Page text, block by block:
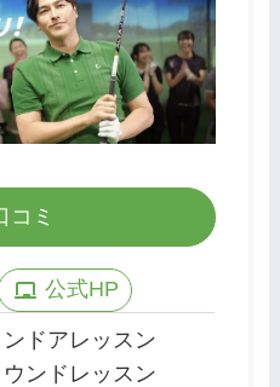
コミ
公式HP
ンドアレッスン
ウンドレッスン